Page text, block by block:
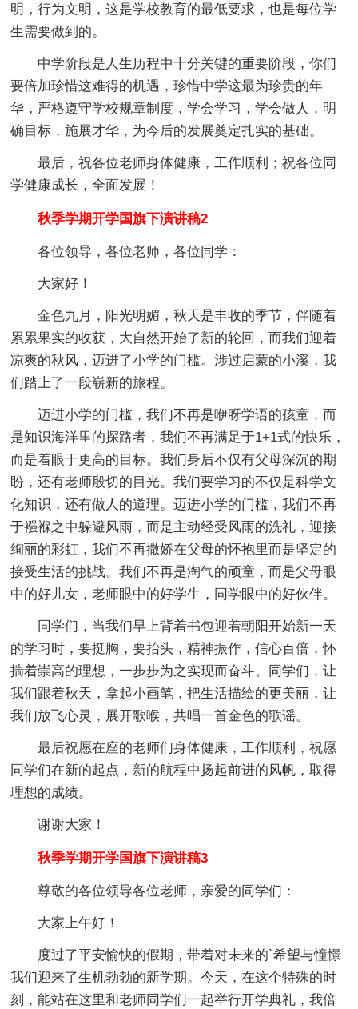
明，行为文明，这是学校教育的最低要求，也是每位学
生需要做到的。
中学阶段是人生历程中十分关键的重要阶段，你们
要倍加珍惜这难得的机遇，珍惜中学这最为珍贵的年
华，严格遵守学校规章制度，学会学习，学会做人，明
确目标，施展才华，为今后的发展奠定扎实的基础。
最后，祝各位老师身体健康，工作顺利；祝各位同
学健康成长，全面发展！
秋季学期开学国旗下演讲稿2
各位领导，各位老师，各位同学：
大家好！
金色九月，阳光明媚，秋天是丰收的季节，伴随着
累累果实的收获，大自然开始了新的轮回，而我们迎着
凉爽的秋风，迈进了小学的门槛。涉过启蒙的小溪，我
们踏上了一段崭新的旅程。
迈进小学的门槛，我们不再是咿呀学语的孩童，而
是知识海洋里的探路者，我们不再满足于1+1式的快乐，
而是着眼于更高的目标。我们身后不仅有父母深沉的期
盼，还有老师殷切的目光。我们要学习的不仅是科学文
化知识，还有做人的道理。迈进小学的门槛，我们不再
于襁褓之中躲避风雨，而是主动经受风雨的洗礼，迎接
绚丽的彩虹，我们不再撒娇在父母的怀抱里而是坚定的
接受生活的挑战。我们不再是淘气的顽童，而是父母眼
中的好儿女，老师眼中的好学生，同学眼中的好伙伴。
同学们，当我们早上背着书包迎着朝阳开始新一天
的学习时，要挺胸，要抬头，精神振作，信心百倍，怀
揣着崇高的理想，一步步为之实现而奋斗。同学们，让
我们跟着秋天，拿起小画笔，把生活描绘的更美丽，让
我们放飞心灵，展开歌喉，共唱一首金色的歌谣。
最后祝愿在座的老师们身体健康，工作顺利，祝愿
同学们在新的起点，新的航程中扬起前进的风帆，取得
理想的成绩。
谢谢大家！
秋季学期开学国旗下演讲稿3
尊敬的各位领导各位老师，亲爱的同学们：
大家上午好！
度过了平安愉快的假期，带着对未来的`希望与憧憬
我们迎来了生机勃勃的新学期。今天，在这个特殊的时
刻，能站在这里和老师同学们一起举行开学典礼，我倍